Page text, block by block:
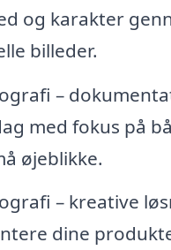
og karakter
billeder.
–
med fokus på
øjeblikke.
– kreative
dine